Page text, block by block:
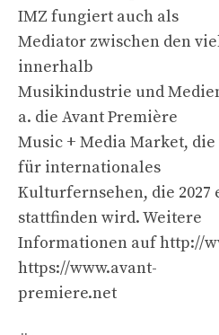
IMZ fungiert auch als
Mediator zwischen den
innerhalb
Musikindustrie und
a. die Avant Première
Music + Media Market,
für internationales
Kulturfernsehen, die 2027
stattfinden wird. Weitere
Informationen auf http://
https://www.avant-
premiere.net